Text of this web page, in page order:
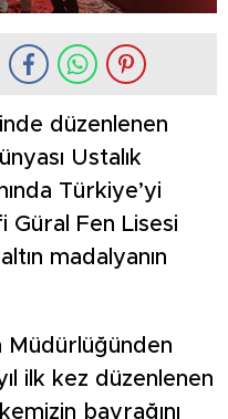
düzenlenen
Ustalık
Türkiye’yi
Güral Fen Lisesi
madalyanın
Müdürlüğünden
ilk kez düzenlenen
bayrağını